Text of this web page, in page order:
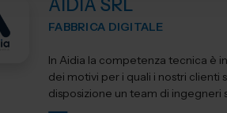
AIDIA SRL
FABBRICA DIGITALE
In Aidia la competenza tecnica è
dei motivi per i quali i nostri clienti
disposizione un team di ingegneri